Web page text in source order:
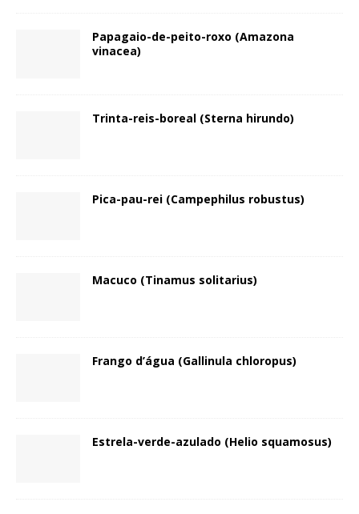
Papagaio-de-peito-roxo (Amazona
vinacea)
Trinta-reis-boreal (Sterna hirundo)
Pica-pau-rei (Campephilus robustus)
Macuco (Tinamus solitarius)
Frango d’água (Gallinula chloropus)
Estrela-verde-azulado (Helio squamosus)